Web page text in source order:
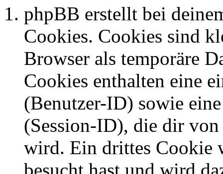
phpBB erstellt bei
Cookies. Cookies sind
Browser als temporäre
Cookies enthalten eine
(Benutzer-ID) sowie
(Session-ID), die dir
wird. Ein drittes Cookie
besucht hast und wird